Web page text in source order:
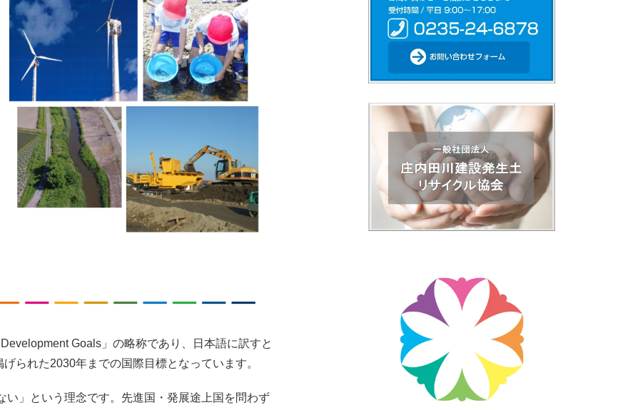
Goals」の略称であり、日本語に訳すと
られた2030年までの国際目標となっています。
」という理念です。先進国・発展途上国を問わず